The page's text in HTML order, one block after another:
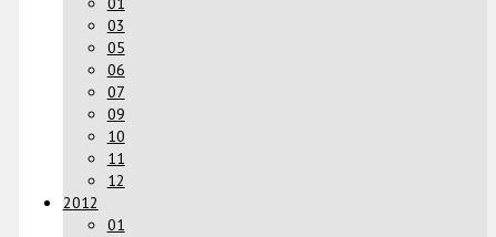
03
05
06
07
09
10
11
12
2012
01